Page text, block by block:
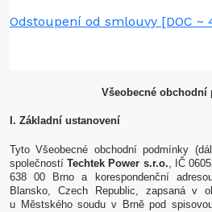
Odstoupení od smlouvy [DOC ~
Všeobecné obchodní
I. Základní ustanovení
Tyto Všeobecné obchodní podmínky
společnostíTechtek Power s.r.o. , IČ
638 00 Brno a korespondenční
Blansko, Czech Republic , zapsaná v
u Městského soudu v Brně pod